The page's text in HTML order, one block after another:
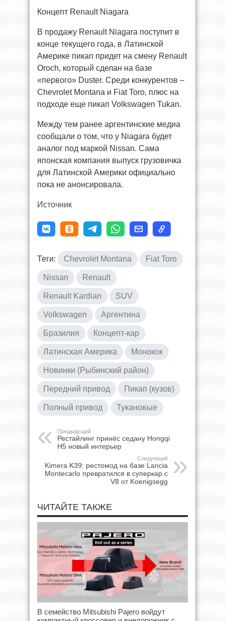
Концепт Renault Niagara
В продажу Renault Niagara поступит в
конце текущего года, в Латинской
Америке пикап придет на смену Renault
Oroch, который сделан на базе
«первого» Duster. Среди конкурентов –
Chevrolet Montana и Fiat Toro, плюс на
подходе еще пикап Volkswagen Tukan.
Между тем ранее аргентинские медиа
сообщали о том, что у Niagara будет
аналог под маркой Nissan. Сама
японская компания выпуск грузовичка
для Латинской Америки официально
пока не анонсировала.
Источник
Теги: Chevrolet Montana Fiat Toro
Nissan Renault
Renault Kardian SUV
Volkswagen Аргентина
Бразилия Концепт-кар
Латинская Америка Монокок
Новинки (Рыбинский район)
Передний привод Пикап (кузов)
Полный привод Тукановые
Предыдущий
Рестайлинг принёс седану Hongqi
H5 новый интерьер
Следующий
Kimera K39: рестомод на базе Lancia
Montecarlo превратился в суперкар с
V8 от Koenigsegg
ЧИТАЙТЕ ТАКЖЕ
В семейство Mitsubishi Pajero войдут